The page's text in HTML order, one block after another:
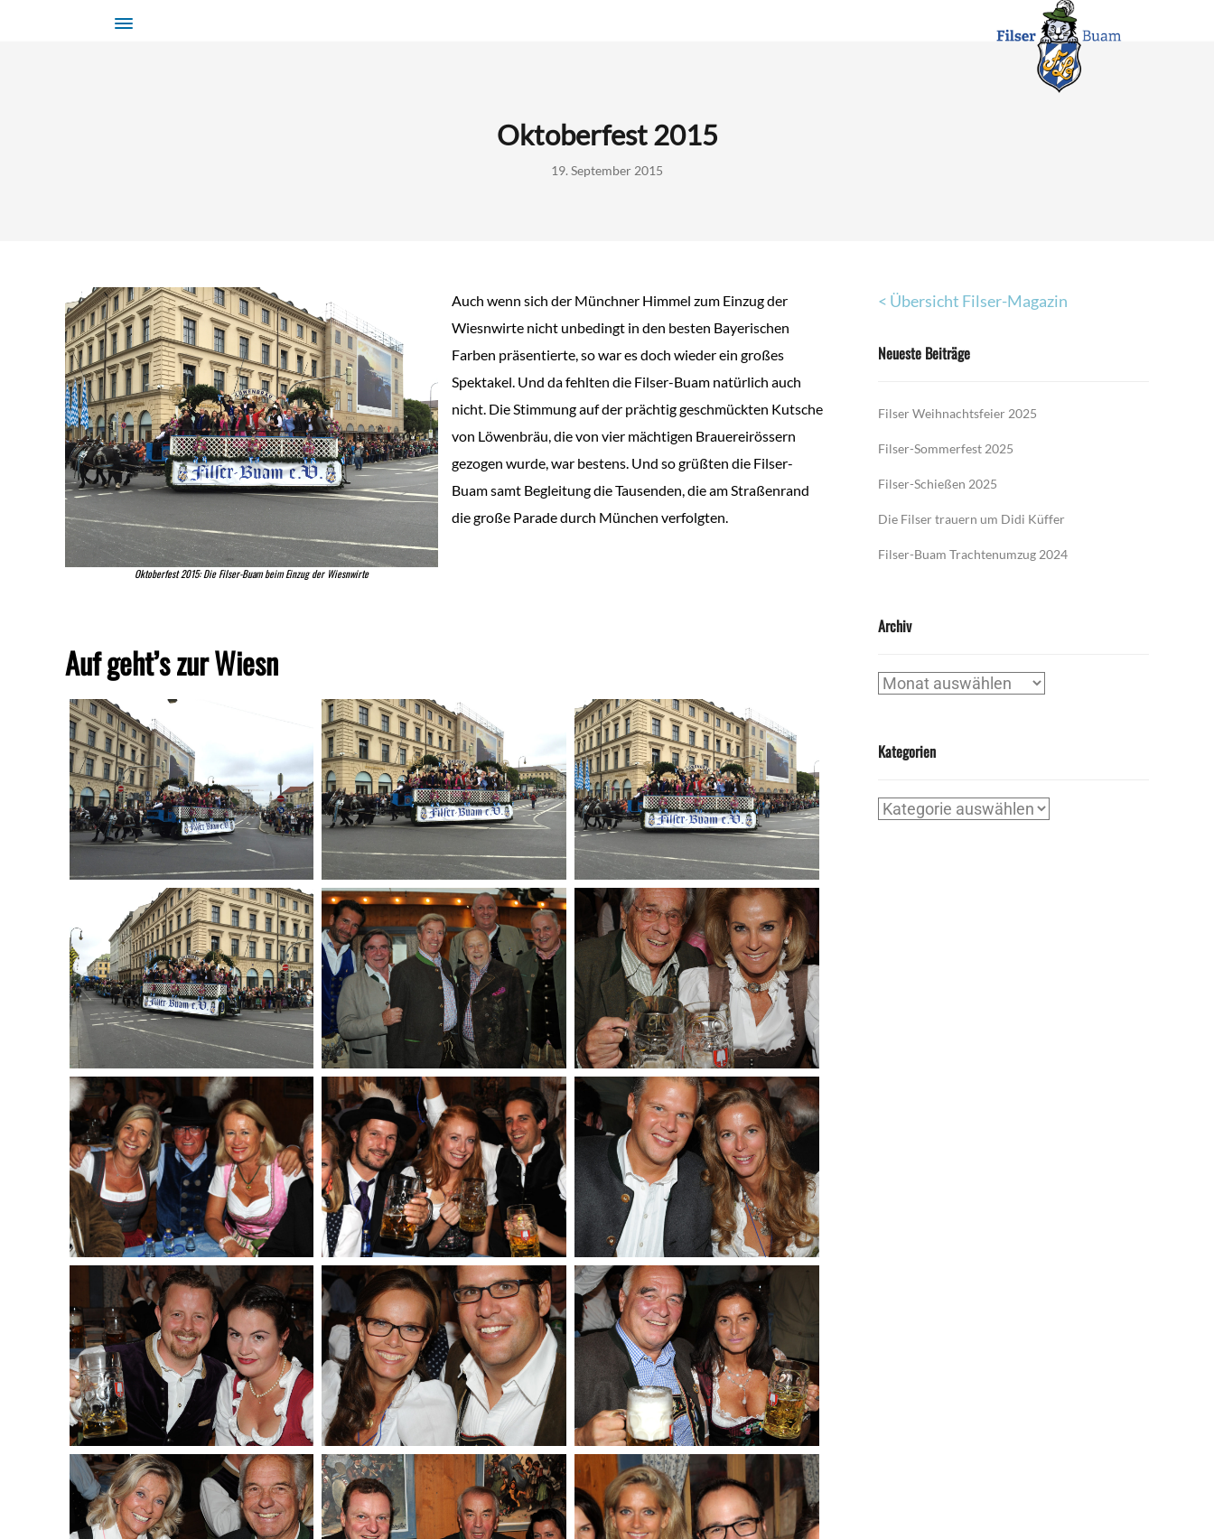
Oktoberfest 2015
19. September 2015
Oktoberfest 2015: Die Filser-Buam beim Einzug der Wiesnwirte
Auch wenn sich der Münchner Himmel zum Einzug der
Wiesnwirte nicht unbedingt in den besten Bayerischen
Farben präsentierte, so war es doch wieder ein großes
Spektakel. Und da fehlten die Filser-Buam natürlich auch
nicht. Die Stimmung auf der prächtig geschmückten Kutsche
von Löwenbräu, die von vier mächtigen Brauereirössern
gezogen wurde, war bestens. Und so grüßten die Filser-
Buam samt Begleitung die Tausenden, die am Straßenrand
die große Parade durch München verfolgten.
Auf geht’s zur Wiesn
< Übersicht Filser-Magazin
Neueste Beiträge
Filser Weihnachtsfeier 2025
Filser-Sommerfest 2025
Filser-Schießen 2025
Die Filser trauern um Didi Küffer
Filser-Buam Trachtenumzug 2024
Archiv
Archiv
Kategorien
Kategorien